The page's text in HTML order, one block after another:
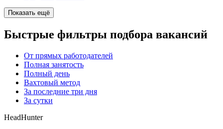
Показать ещё
Быстрые фильтры подбора вакансий
От прямых работодателей
Полная занятость
Полный день
Вахтовый метод
За последние три дня
За сутки
HeadHunter